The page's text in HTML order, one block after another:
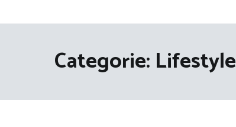
Categorie: Lifestyle